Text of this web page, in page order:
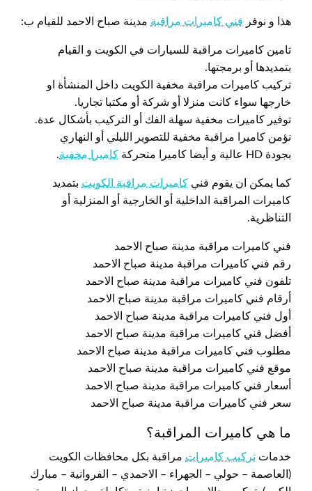
هذا و نوفر فني كاميرات مراقبة مدينة صباح الاحمد للقيام ب:
تامين كاميرات مراقبة للسيارات في الكويت و القيام
بتمديدها أو برمجتها.
تركيب كاميرات مراقبة مخفية الكويت داخل المنشأة او
خارجها سواء كانت منزلا أو شركة أو مكتبا تجاريا.
توفير كاميرات مخفية سهلة الفك أو التركيب بأشكال عدة.
نؤمن كاميرا مراقبة مخفية للتصوير الليلي أو النهاري
بجودة HD عالية و أيضا كاميرا متحركة
كاميرا مخفية.
كما يمكن ان يقوم فني كاميرات مراقبة الكويت بتمديد
كاميرات المراقبة الداخلية أو الخارجية أو المنزلية أو
التناظرية.
فني كاميرات مراقبة مدينة صباح الاحمد
رقم فني كاميرات مراقبة مدينة صباح الاحمد
تلفون فني كاميرات مراقبة مدينة صباح الاحمد
أرقام فني كاميرات مراقبة مدينة صباح الاحمد
أول فني كاميرات مراقبة مدينة صباح الاحمد
أفضل فني كاميرات مراقبة مدينة صباح الاحمد
مطلوب فني كاميرات مراقبة مدينة صباح الاحمد
موقع فني كاميرات مراقبة مدينة صباح الاحمد
أسعار فني كاميرات مراقبة مدينة صباح الاحمد
سعر فني كاميرات مراقبة مدينة صباح الاحمد
ما هي كاميرات المراقبة؟
خدمات تركيب كاميرات مراقبة بكل محافظات الكويت
(العاصمة – حولي – الجهراء – الاحمدي – الفروانية – مبارك